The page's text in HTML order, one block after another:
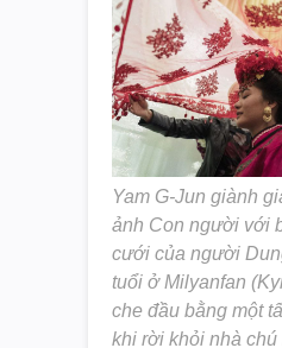
Yam G-Jun giành
ảnh Con người với
cưới của người
tuổi ở Milyanfan
che đầu bằng một
khi rời khỏi nhà chú